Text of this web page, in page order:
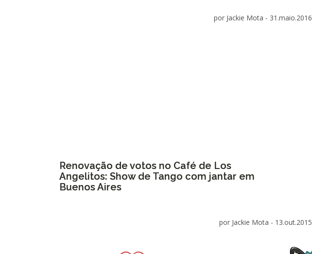
por Jackie Mota - 31.maio.2016
Renovação de votos no Café de Los
Angelitos: Show de Tango com jantar em
Buenos Aires
por Jackie Mota - 13.out.2015